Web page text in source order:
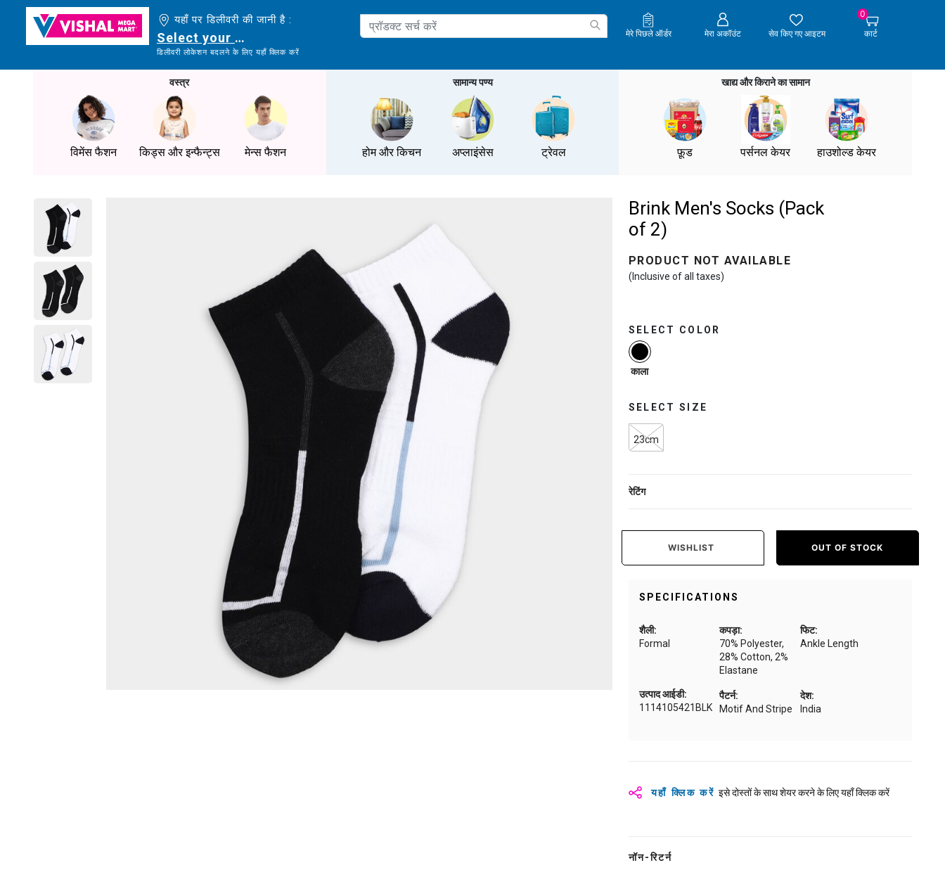
यहाँ पर डिलीवरी की जानी है :
Select your delivery location
डिलीवरी लोकेशन बदलने के लिए यहाँ क्लिक करें
मेरे पिछले ऑर्डर मेरा अकॉउंट सेव किए गए आइटम
0
कार्ट
वस्त्र
विमेंस फैशन किड्स और इन्फैन्ट्स मेन्स फैशन
सामान्य पण्य
होम और किचन अप्लाइंसेस ट्रेवल
खाद्य और किराने का सामान
फ़ूड पर्सनल केयर हाउशोल्ड केयर
Brink Men's Socks (Pack
of 2)
PRODUCT NOT AVAILABLE
(Inclusive of all taxes)
SELECT COLOR
selected
काला
SELECT SIZE
23cm
रेटिंग
WISHLIST OUT OF STOCK
SPECIFICATIONS
शैली:
Formal
कपड़ा:
70% Polyester,
28% Cotton, 2%
Elastane
फिट:
Ankle Length
पैटर्न:
Motif And Stripe
देश:
India
उत्पाद आईडी:
1114105421BLK
यहाँ क्लिक करें इसे दोस्तों के साथ शेयर करने के लिए यहाँ क्लिक करें
नॉन-रिटर्न